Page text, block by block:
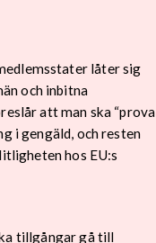
låter sig
och inbitna
att man ska “prova
i gengäld, och resten
hos EU:s
tillgångar gå till